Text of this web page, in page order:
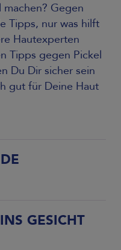
Gegen
Tipps, nur was hilft
Hautexperten
Tipps gegen Pickel
Du Dir sicher sein
gut für Deine Haut
GESICHT